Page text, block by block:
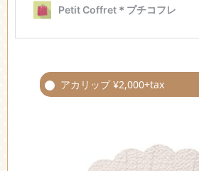
アカリップ ¥2,000+tax